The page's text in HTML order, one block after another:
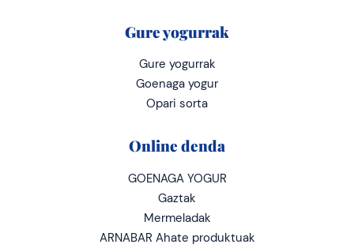
Gure yogurrak
Gure yogurrak
Goenaga yogur
Opari sorta
Online denda
GOENAGA YOGUR
Gaztak
Mermeladak
ARNABAR Ahate produktuak